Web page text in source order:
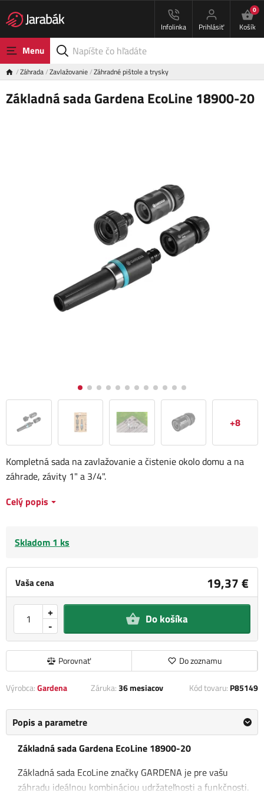
Infolinka Prihlásiť
0
Košík
Menu
Záhrada Zavlažovanie Záhradné pištole a trysky
Základná sada Gardena EcoLine 18900-20
+8
Vaša cena 19,37 €
-
+ Do košíka
Porovnať Do zoznamu
Kompletná sada na zavlažovanie a čistenie okolo domu a na
záhrade, závity 1" a 3/4".
Celý popis
Skladom 1 ks
Výrobca:Gardena Záruka:36 mesiacov Kód tovaru: P85149
Popis a parametre
Základná sada Gardena EcoLine 18900-20
Základná sada EcoLine značky GARDENA je pre vašu
záhradu ideálnou kombináciou udržateľnosti a funkčnosti.